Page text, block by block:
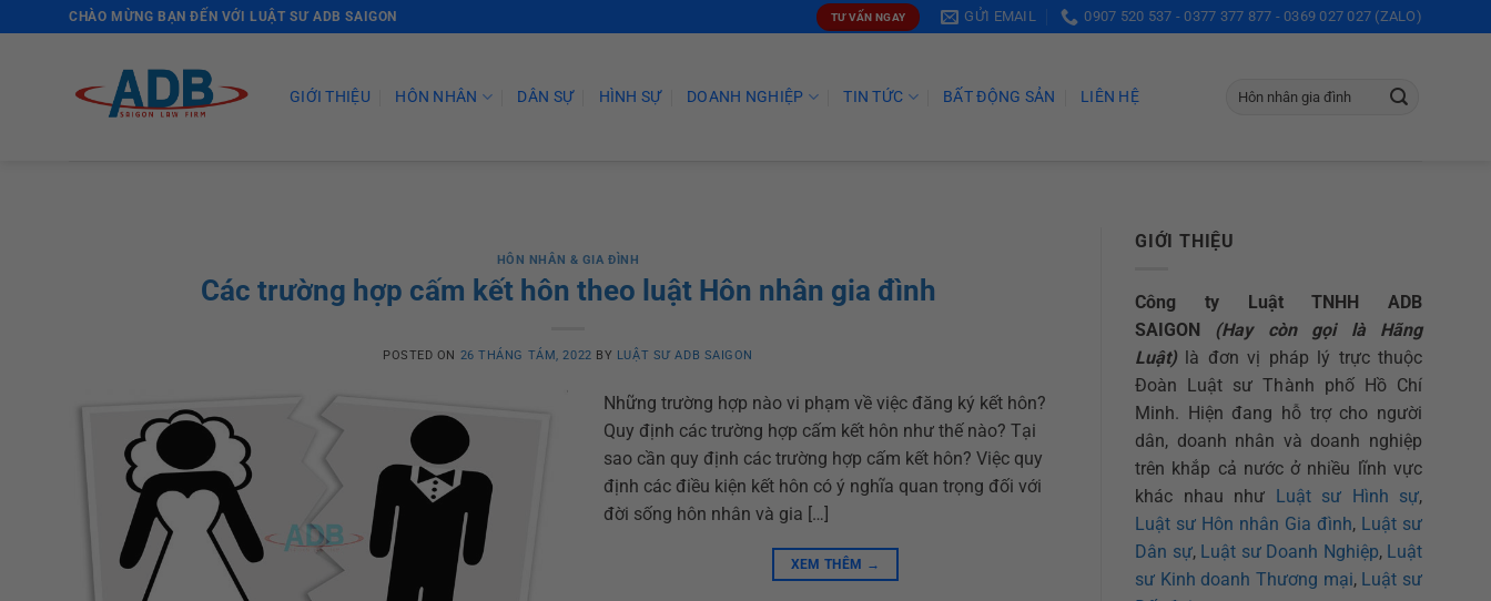
CHÀO MỪNG BẠN ĐẾN VỚI LUẬT SƯ ADB SAIGON TƯ VẤN NGAY GỬI EMAIL 0907 520 537 - 0377 377 877 - 0369 027 027 (ZALO)
GIỚI THIỆU HÔN NHÂN DÂN SỰ HÌNH SỰ DOANH NGHIỆP TIN TỨC BẤT ĐỘNG SẢN LIÊN HỆ
HÔN NHÂN & GIA ĐÌNH
Các trường hợp cấm kết hôn theo luật Hôn nhân gia đình
POSTED ON 26 THÁNG TÁM, 2022 BY LUẬT SƯ ADB SAIGON
Những trường hợp nào vi phạm về việc đăng ký kết hôn?
Quy định các trường hợp cấm kết hôn như thế nào? Tại
sao cần quy định các trường hợp cấm kết hôn? Việc quy
định các điều kiện kết hôn có ý nghĩa quan trọng đối với
đời sống hôn nhân và gia […]
XEM THÊM →
GIỚI THIỆU
Công ty Luật TNHH ADB
SAIGON
(Hay còn gọi là Hãng
Luật) là đơn vị pháp lý trực thuộc
Đoàn Luật sư Thành phố Hồ Chí
Minh. Hiện đang hỗ trợ cho người
dân, doanh nhân và doanh nghiệp
trên khắp cả nước ở nhiều lĩnh vực
khác nhau như Luật sư Hình sự,
Luật sư Hôn nhân Gia đình, Luật sư
Dân sự, Luật sư Doanh Nghiệp, Luật
sư Kinh doanh Thương mại, Luật sư